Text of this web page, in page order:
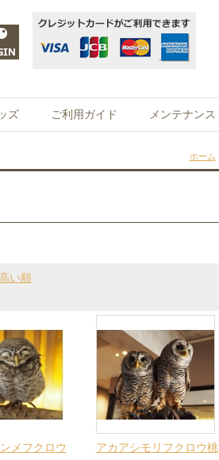
ズ ご利用ガイド メンテナンス
ホーム
い順
メフクロウ
アカアシモリフクロウ桃